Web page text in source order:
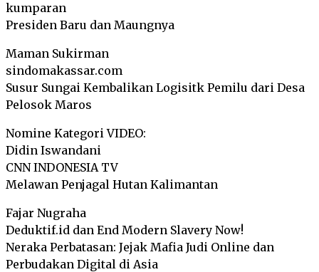
kumparan
Presiden Baru dan Maungnya
Maman Sukirman
sindomakassar.com
Susur Sungai Kembalikan Logisitk Pemilu dari Desa
Pelosok Maros
Nomine Kategori VIDEO:
Didin Iswandani
CNN INDONESIA TV
Melawan Penjagal Hutan Kalimantan
Fajar Nugraha
Deduktif.id dan End Modern Slavery Now!
Neraka Perbatasan: Jejak Mafia Judi Online dan
Perbudakan Digital di Asia